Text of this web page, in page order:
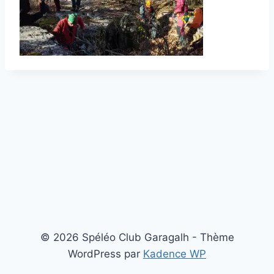
© 2026 Spéléo Club Garagalh - Thème
WordPress par Kadence WP